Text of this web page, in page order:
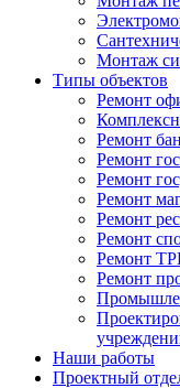
Монтаж
Типы объектов
Ремонт
Ремонт
Ремонт
Ремонт
Ремонт
Ремонт
Ремонт
Ремонт
Ремонт
Наши работы
Проектный